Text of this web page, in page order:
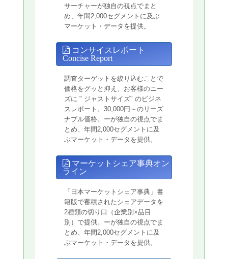
サーチャーが独自の視点でまと
め、年間2,000セグメントに及ぶ
マーケット・データを提供。
コンサイスレポート
Concise Report
調査ターゲットを絞り込むことで
価格をグッと抑え、お客様のニー
ズに " ジャストサイズ" のビジネ
スレポート。30,000円～のリーズ
ナブル価格。ーが独自の視点でま
とめ、年間2,000セグメントに及
ぶマーケット・データを提供。
マーケットシェア事典オン
ライン
「日本マーケットシェア事典」書
籍版で蓄積されたシェアデータを
2種類の切り口（企業別×品目
別）で提供。ーが独自の視点でま
とめ、年間2,000セグメントに及
ぶマーケット・データを提供。